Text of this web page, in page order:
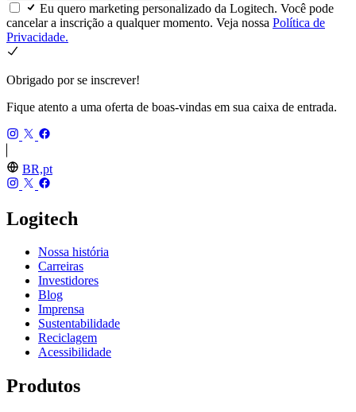
Eu quero marketing personalizado da Logitech. Você pode
cancelar a inscrição a qualquer momento. Veja nossa Política de
Privacidade.
Obrigado por se inscrever!
Fique atento a uma oferta de boas-vindas em sua caixa de entrada.
BR,pt
Logitech
Nossa história
Carreiras
Investidores
Blog
Imprensa
Sustentabilidade
Reciclagem
Acessibilidade
Produtos